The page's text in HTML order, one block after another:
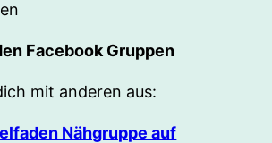
Facebook Gruppen
mit anderen aus:
Nähgruppe auf